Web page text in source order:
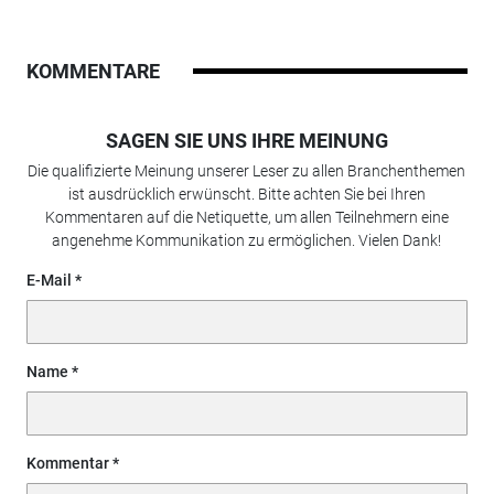
KOMMENTARE
SAGEN SIE UNS IHRE MEINUNG
Die qualifizierte Meinung unserer Leser zu allen Branchenthemen
ist ausdrücklich erwünscht. Bitte achten Sie bei Ihren
Kommentaren auf die Netiquette, um allen Teilnehmern eine
angenehme Kommunikation zu ermöglichen. Vielen Dank!
E-Mail
Name
Kommentar